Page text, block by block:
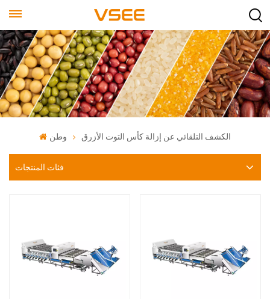
وطن الكشف التلقائي عن إزالة كأس التوت الأزرق
فئات المنتجات